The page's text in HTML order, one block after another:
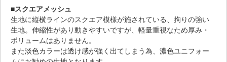
■スクエアメッシュ
生地に縦横ラインのスクエア模様が施されている、拘りの強い
生地。伸縮性があり動きやすいですが、軽量重視なため厚み・
ボリュームはありません。
また淡色カラーは透け感が強く出てしまう為、濃色ユニフォー